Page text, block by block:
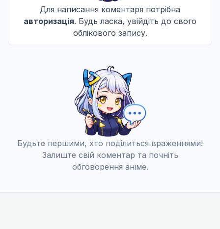
Шинобу Мейл, Частина п'ята
13 груд. 2015
Шинобу Мейл, Частина шоста
Дата уточнюється
Для написання коментаря потрібна
авторизація. Будь ласка, увійдіть до свого
облікового запису.
Будьте першими, хто поділиться враженнями!
Залиште свій коментар та почніть
обговорення аніме.